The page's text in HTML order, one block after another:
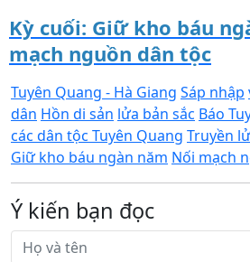
Kỳ cuối: Giữ kho báu
mạch nguồn dân tộc
Tuyên Quang - Hà Giang Sáp nhập
dân Hồn di sản lửa bản sắc Báo
các dân tộc Tuyên Quang Truyền
Giữ kho báu ngàn năm Nối mạch
Ý kiến bạn đọc